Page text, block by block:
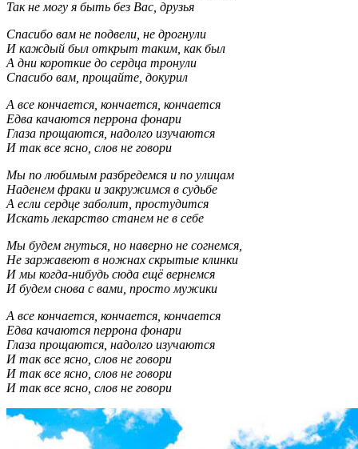
Так не могу я быть без Вас, друзья
Спасибо вам не подвели, не дрогнули
И каждый был открыт таким, как был
А дни короткие до сердца тронули
Спасибо вам, прощайте, докурил
А все кончается, кончается, кончается
Едва качаются перрона фонари
Глаза прощаются, надолго изучаются
И так все ясно, слов не говори
Мы по любимым разбредемся и по улицам
Наденем фраки и закружимся в судьбе
А если сердце заболит, простудится
Искать лекарство станем не в себе
Мы будем гнуться, но наверно не согнемся,
Не заржавеют в ножнах скрытые клинки
И мы когда-нибудь сюда ещё вернемся
И будем снова с вами, просто мужики
А все кончается, кончается, кончается
Едва качаются перрона фонари
Глаза прощаются, надолго изучаются
И так все ясно, слов не говори
И так все ясно, слов не говори
И так все ясно, слов не говори